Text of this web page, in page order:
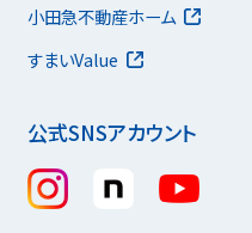
公式SNSアカウント
小田急不動産ホーム
すまいValue